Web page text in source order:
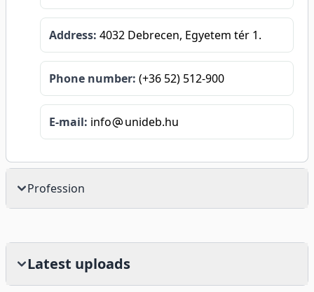
Address: 4032 Debrecen, Egyetem tér 1.
Phone number: (+36 52) 512-900
E-mail: info unideb.hu
Profession
Latest uploads